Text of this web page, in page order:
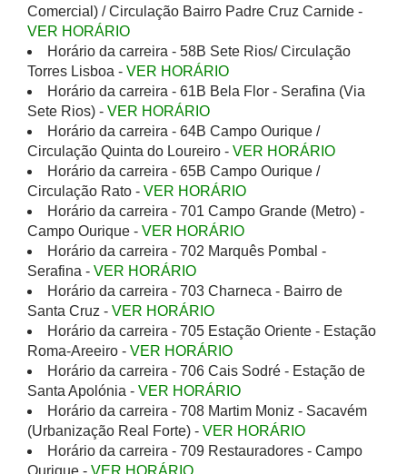
Comercial) / Circulação Bairro Padre Cruz Carnide -
VER HORÁRIO
Horário da carreira - 58B Sete Rios/ Circulação
Torres Lisboa - VER HORÁRIO
Horário da carreira - 61B Bela Flor - Serafina (Via
Sete Rios) - VER HORÁRIO
Horário da carreira - 64B Campo Ourique /
Circulação Quinta do Loureiro - VER HORÁRIO
Horário da carreira - 65B Campo Ourique /
Circulação Rato - VER HORÁRIO
Horário da carreira - 701 Campo Grande (Metro) -
Campo Ourique - VER HORÁRIO
Horário da carreira - 702 Marquês Pombal -
Serafina - VER HORÁRIO
Horário da carreira - 703 Charneca - Bairro de
Santa Cruz - VER HORÁRIO
Horário da carreira - 705 Estação Oriente - Estação
Roma-Areeiro - VER HORÁRIO
Horário da carreira - 706 Cais Sodré - Estação de
Santa Apolónia - VER HORÁRIO
Horário da carreira - 708 Martim Moniz - Sacavém
(Urbanização Real Forte) - VER HORÁRIO
Horário da carreira - 709 Restauradores - Campo
Ourique - VER HORÁRIO